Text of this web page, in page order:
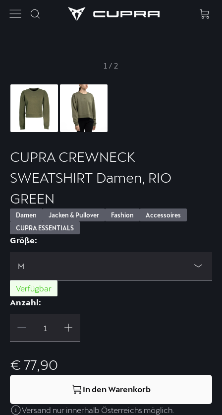
1 / 2
CUPRA CREWNECK
SWEATSHIRT Damen, RIO
GREEN
Damen Jacken & Pullover Fashion
Accessoires
CUPRA ESSENTIALS
Größe:
M
Verfügbar
Anzahl:
€ 77,90
In den Warenkorb
Versand nur innerhalb Österreichs möglich.